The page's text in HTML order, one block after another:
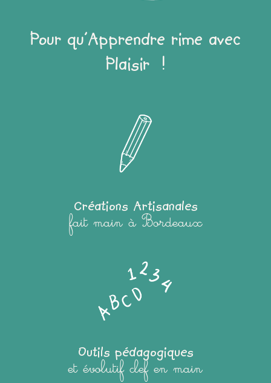
Pour qu'Apprendre rime avec
Plaisir !
Créations Artisanales
fait main à Bordeaux
Outils pédagogiques
et évolutif clef en main